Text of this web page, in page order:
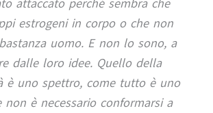
estrogeni in corpo o che non
uomo. E non lo sono, a
dalle loro idee. Quello della
è uno spettro, come tutto è uno
non è necessario conformarsi a